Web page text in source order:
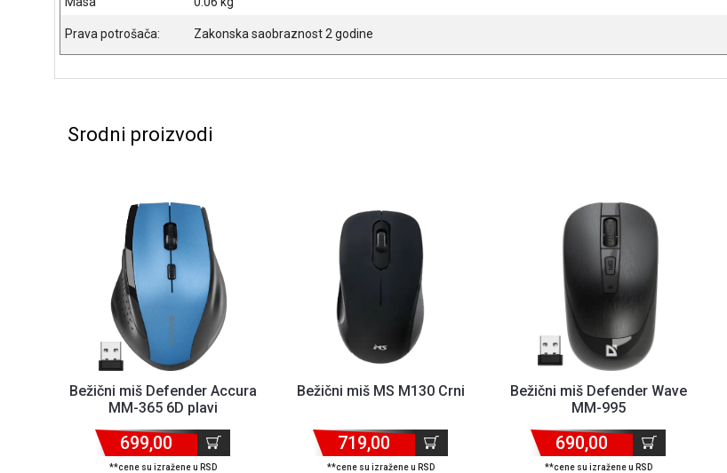
Prava potrošača: Zakonska saobraznost 2 godine
Srodni proizvodi
Bežični miš Defender Accura
MM-365 6D plavi
699,00
**cene su izražene u RSD
Bežični miš MS M130 Crni
719,00
**cene su izražene u RSD
Bežični miš Defender Wave
MM-995
690,00
**cene su izražene u RSD